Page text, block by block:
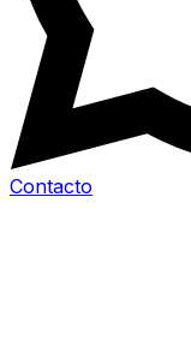
Contacto